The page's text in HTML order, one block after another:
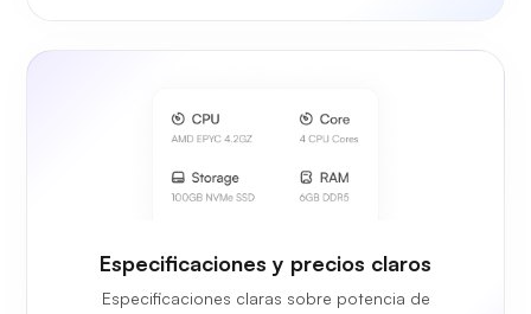
Especificaciones y precios claros
Especificaciones claras sobre potencia de